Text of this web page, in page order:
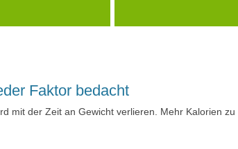
Faktor bedacht
mit der Zeit an Gewicht verlieren. Mehr Kalorien zu